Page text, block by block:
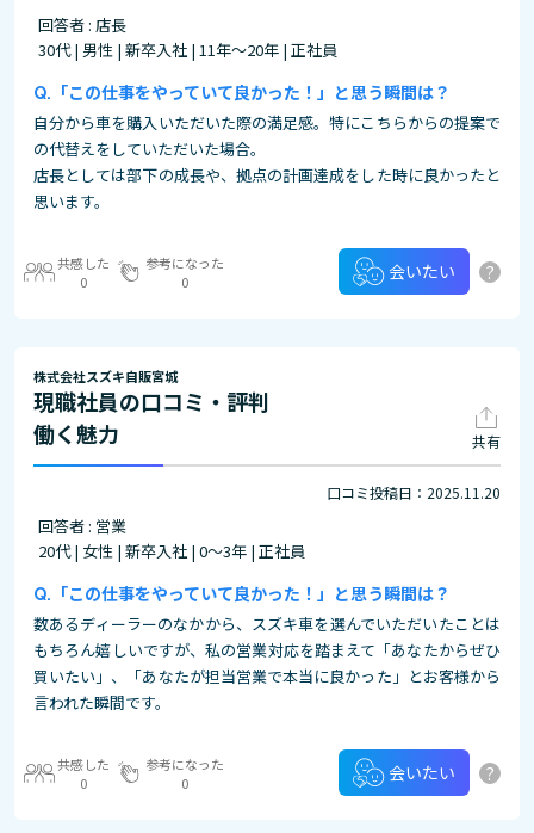
回答者 : 店長
30代 | 男性 | 新卒入社 | 11年～20年 | 正社員
「この仕事をやっていて良かった！」と思う瞬間は？
自分から車を購入いただいた際の満足感。特にこちらからの提案で
の代替えをしていただいた場合。
店長としては部下の成長や、拠点の計画達成をした時に良かったと
思います。
共感した
0
参考になった
0
会いたい ?
株式会社スズキ自販宮城
現職社員の口コミ・評判
働く魅力
共有
口コミ投稿日：2025.11.20
回答者 : 営業
20代 | 女性 | 新卒入社 | 0～3年 | 正社員
「この仕事をやっていて良かった！」と思う瞬間は？
数あるディーラーのなかから、スズキ車を選んでいただいたことは
もちろん嬉しいですが、私の営業対応を踏まえて「あなたからぜひ
買いたい」、「あなたが担当営業で本当に良かった」とお客様から
言われた瞬間です。
共感した
0
参考になった
0
会いたい ?